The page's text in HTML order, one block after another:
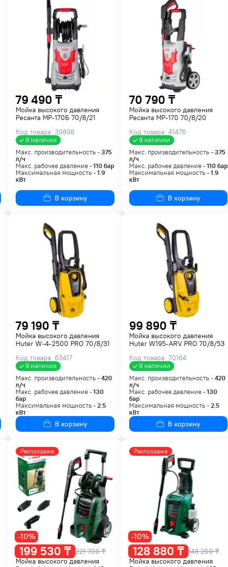
79 490 ₸
Мойка высокого давления
Ресанта МР-170Б 70/8/21
Код товара: 39898
В наличии
Макс. производительность -375
л/ч
Макс. рабочее давление -110бар
Максимальная мощность -1.9
кВт
В корзину
70 790 ₸
Мойка высокого давления
Ресанта МР-170 70/8/20
Код товара: 41476
В наличии
Макс. производительность -375
л/ч
Макс. рабочее давление -110бар
Максимальная мощность -1.9
кВт
В корзину
79 190 ₸
Мойка высокого давления
Huter W-4-2500 PRO 70/8/31
Код товара: 63417
В наличии
Макс. производительность -420
л/ч
Макс. рабочее давление -130
бар
Максимальная мощность -2.5
кВт
В корзину
99 890 ₸
Мойка высокого давления
Huter W195-ARV PRO 70/8/53
Код товара: 70164
В наличии
Макс. производительность -420
л/ч
Макс. рабочее давление -130
бар
Максимальная мощность -2.5
кВт
В корзину
Распродажа
199 530 ₸ 221 700 ₸
-10%
Мойка высокого давления
Распродажа
128 880 ₸ 143 200 ₸
-10%
Мойка высокого давления